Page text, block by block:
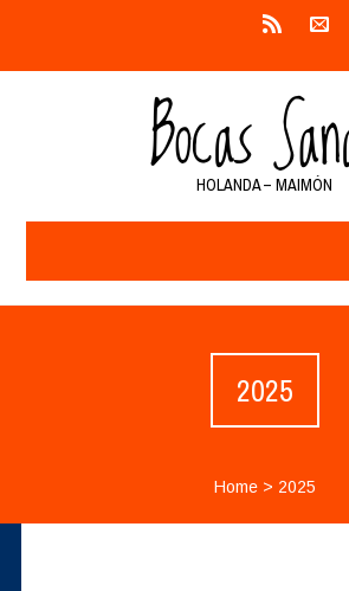
HOLANDA – MAIMÓN
2025
Home> 2025